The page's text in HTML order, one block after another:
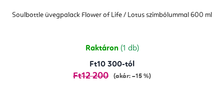
Soulbottle üvegpalack Flower of Life / Lotus szimbólummal 600 ml
Raktáron (1 db)
Ft10 300-tól
Ft12 200 (akár: –15 %)